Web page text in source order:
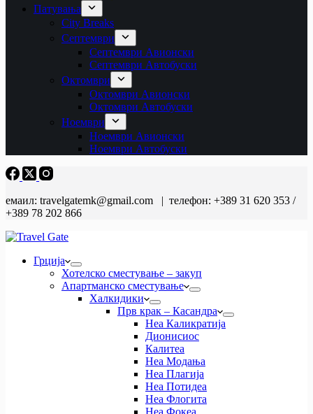
Патувања
City Breaks
Септември
Септември Авионски
Септември Автобуски
Октомври
Октомври Авионски
Октомври Автобуски
Ноември
Ноември Авионски
Ноември Автобуски
емаил: travelgatemk@gmail.com | телефон: +389 31 620 353 /
+389 78 202 866
Грција
Хотелско сместување – закуп
Апартманско сместување
Халкидики
Прв крак – Касандра
Неа Каликратија
Дионисиос
Калитеа
Неа Модања
Неа Плагија
Неа Потидеа
Неа Флогита
Неа Фокеа